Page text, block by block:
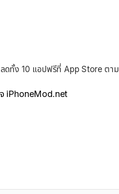
ลดทั้ง 10 แอปฟรีที่ App Store ตาม
iPhoneMod.net